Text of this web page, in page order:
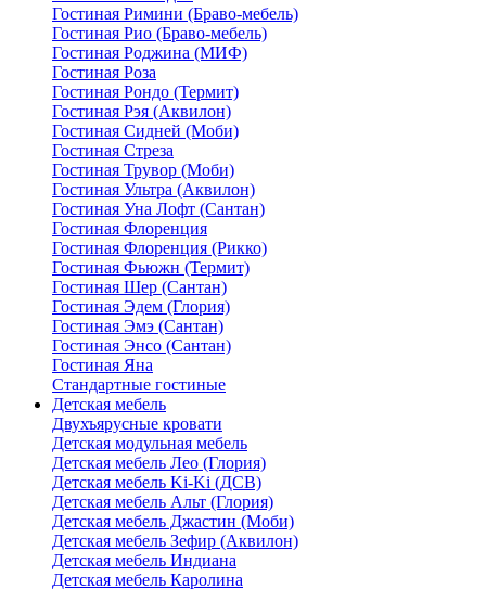
Гостиная Римини (Браво-мебель)
Гостиная Рио (Браво-мебель)
Гостиная Роджина (МИФ)
Гостиная Роза
Гостиная Рондо (Термит)
Гостиная Рэя (Аквилон)
Гостиная Сидней (Моби)
Гостиная Стреза
Гостиная Трувор (Моби)
Гостиная Ультра (Аквилон)
Гостиная Уна Лофт (Сантан)
Гостиная Флоренция
Гостиная Флоренция (Рикко)
Гостиная Фьюжн (Термит)
Гостиная Шер (Сантан)
Гостиная Эдем (Глория)
Гостиная Эмэ (Сантан)
Гостиная Энсо (Сантан)
Гостиная Яна
Стандартные гостиные
Детская мебель
Двухъярусные кровати
Детская модульная мебель
Детская мебель Лео (Глория)
Детская мебель Ki-Ki (ДСВ)
Детская мебель Альт (Глория)
Детская мебель Джастин (Моби)
Детская мебель Зефир (Аквилон)
Детская мебель Индиана
Детская мебель Каролина